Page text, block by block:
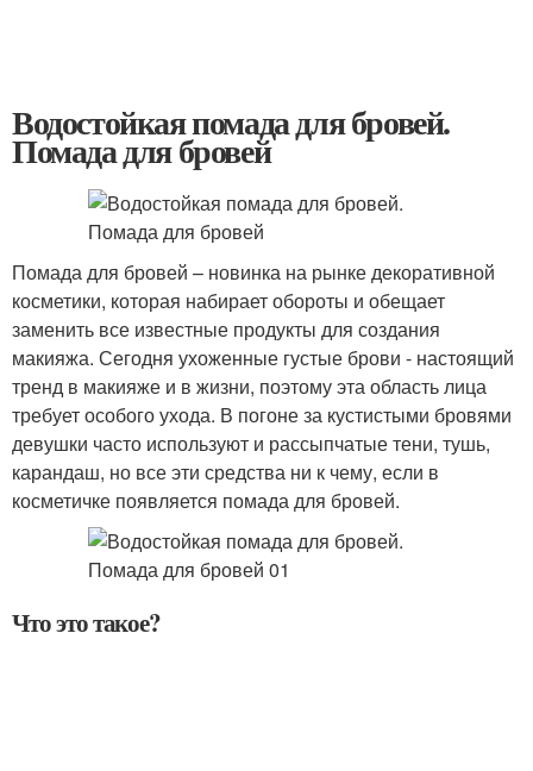
Водостойкая помада для бровей.
Помада для бровей
Помада для бровей – новинка на рынке декоративной
косметики, которая набирает обороты и обещает
заменить все известные продукты для создания
макияжа. Сегодня ухоженные густые брови - настоящий
тренд в макияже и в жизни, поэтому эта область лица
требует особого ухода. В погоне за кустистыми бровями
девушки часто используют и рассыпчатые тени, тушь,
карандаш, но все эти средства ни к чему, если в
косметичке появляется помада для бровей.
Что это такое?